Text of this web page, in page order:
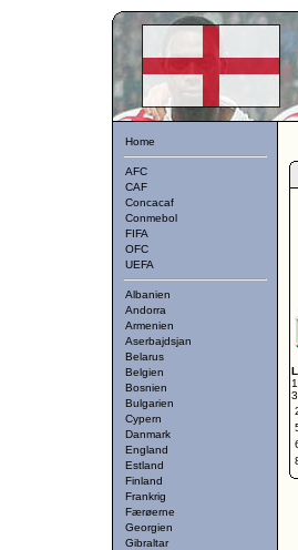
Home
AFC
CAF
Concacaf
Conmebol
FIFA
OFC
UEFA
Albanien
Andorra
Armenien
Aserbajdsjan
Belarus
Belgien
Bosnien
Bulgarien
Cypern
Danmark
England
Estland
Finland
Frankrig
Færøerne
Georgien
Gibraltar